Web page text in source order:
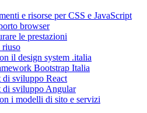
e risorse per CSS e JavaScript
browser
le prestazioni
riuso
il design system .italia
Bootstrap Italia
sviluppo React
sviluppo Angular
i modelli di sito e servizi